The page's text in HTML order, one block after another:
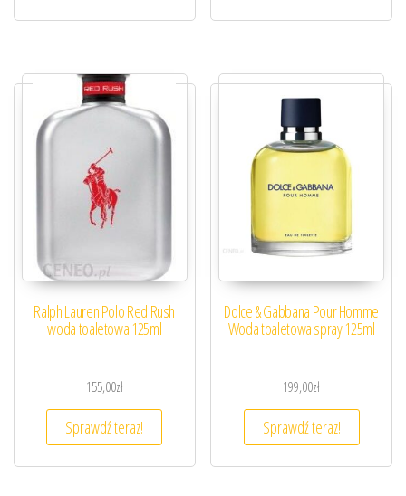
Ralph Lauren Polo Red Rush
woda toaletowa 125ml
155,00zł
Sprawdź teraz!
Dolce & Gabbana Pour Homme
Woda toaletowa spray 125ml
199,00zł
Sprawdź teraz!